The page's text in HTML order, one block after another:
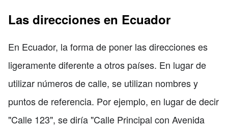
Las direcciones en Ecuador
En Ecuador, la forma de poner las direcciones es
ligeramente diferente a otros países. En lugar de
utilizar números de calle, se utilizan nombres y
puntos de referencia. Por ejemplo, en lugar de decir
"Calle 123", se diría "Calle Principal con Avenida